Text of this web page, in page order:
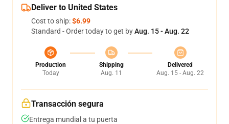
Deliver to United States
Cost to ship:$6.99
Standard - Order today to get byAug. 15 - Aug. 22
Production
Today
Shipping
Aug. 11
Delivered
Aug. 15 - Aug. 22
Transacción segura
Entrega mundial a tu puerta